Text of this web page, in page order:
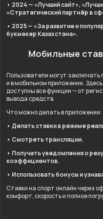
• 2024 — «Лучший сайт»,
«Стратегический партнёр в
• 2025 — «За развитие и
букмекер Казахстана».
Мобильные
Пользователи могут заключать
и в мобильном приложении.
доступны все функции — от
вывода средств.
Что можно делать в приложении:
• Делать ставки в режиме
• Смотреть трансляции.
• Получать уведомления о
коэффициентов.
• Использовать бонусы и
Ставки на спорт онлайн через
комфорт, скорость и полное